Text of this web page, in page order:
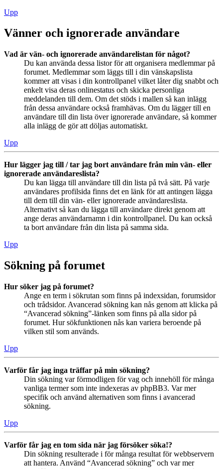
Upp
Vänner och ignorerade användare
Vad är vän- och ignorerade användarelistan för något?
Du kan använda dessa listor för att organisera medlemmar på
forumet. Medlemmar som läggs till i din vänskapslista
kommer att visas i din kontrollpanel vilket låter dig snabbt och
enkelt visa deras onlinestatus och skicka personliga
meddelanden till dem. Om det stöds i mallen så kan inlägg
från dessa användare också framhävas. Om du lägger till en
användare till din lista över ignorerade användare, så kommer
alla inlägg de gör att döljas automatiskt.
Upp
Hur lägger jag till / tar jag bort användare från min vän- eller
ignorerade användareslista?
Du kan lägga till användare till din lista på två sätt. På varje
användares profilsida finns det en länk för att antingen lägga
till dem till din vän- eller ignorerade användareslista.
Alternativt så kan du lägga till användare direkt genom att
ange deras användarnamn i din kontrollpanel. Du kan också
ta bort användare från din lista på samma sida.
Upp
Sökning på forumet
Hur söker jag på forumet?
Ange en term i sökrutan som finns på indexsidan, forumsidor
och trådsidor. Avancerad sökning kan nås genom att klicka på
“Avancerad sökning”-länken som finns på alla sidor på
forumet. Hur sökfunktionen nås kan variera beroende på
vilken stil som används.
Upp
Varför får jag inga träffar på min sökning?
Din sökning var förmodligen för vag och innehöll för många
vanliga termer som inte indexeras av phpBB3. Var mer
specifik och använd alternativen som finns i avancerad
sökning.
Upp
Varför får jag en tom sida när jag försöker söka!?
Din sökning resulterade i för många resultat för webbservern
att hantera. Använd “Avancerad sökning” och var mer